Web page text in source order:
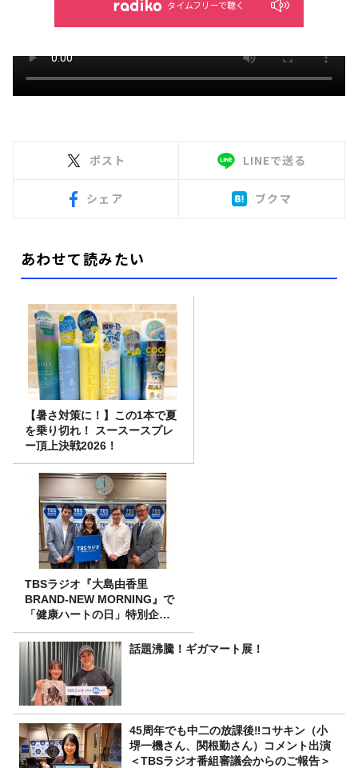
タイムフリーで聴く
ポスト LINEで送る
シェア ブクマ
あわせて読みたい
【暑さ対策に！】この1本で夏
を乗り切れ！ スースースプレ
ー頂上決戦2026！
TBSラジオ『大島由香里
BRAND-NEW MORNING』で
「健康ハートの日」特別企画
を8/10（月）に放送
話題沸騰！ギガマート展！
45周年でも中二の放課後‼コサキン（小
堺一機さん、関根勤さん）コメント出演
＜TBSラジオ番組審議会からのご報告＞